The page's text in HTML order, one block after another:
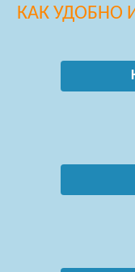
КАК УДОБНО